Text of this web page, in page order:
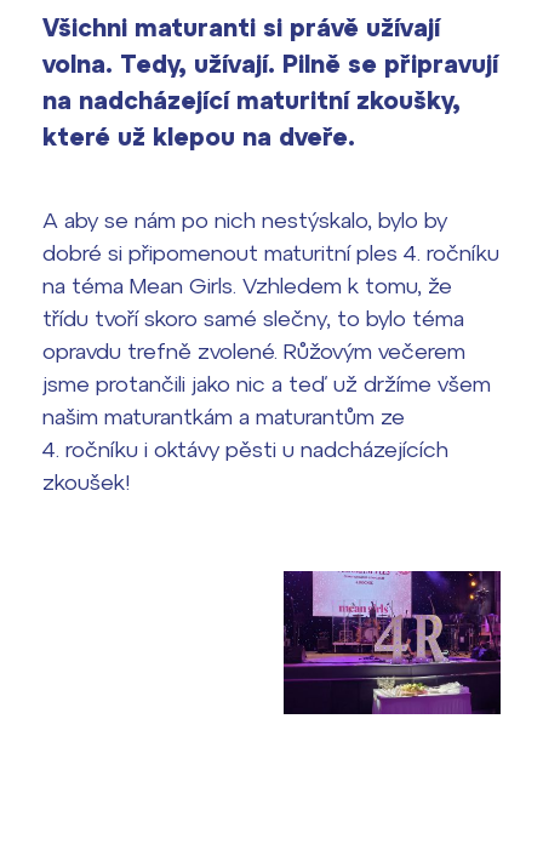
Výsledky 1. kola přijímacího řízení
Maturitní zkoušky
FOCUSing
Zahraniční stipendia
ČAG studentský
Maturitní témata
Pomoc! Mám problém!
Bakaláři
Office 365
Všichni maturanti si právě užívají
volna. Tedy, užívají. Pilně se připravují
na nadcházející maturitní zkoušky,
které už klepou na dveře.
A aby se nám po nich nestýskalo, bylo by
dobré si připomenout maturitní ples 4. ročníku
na téma Mean Girls. Vzhledem k tomu, že
třídu tvoří skoro samé slečny, to bylo téma
opravdu trefně zvolené. Růžovým večerem
jsme protančili jako nic a teď už držíme všem
našim maturantkám a maturantům ze
4. ročníku i oktávy pěsti u nadcházejících
zkoušek!